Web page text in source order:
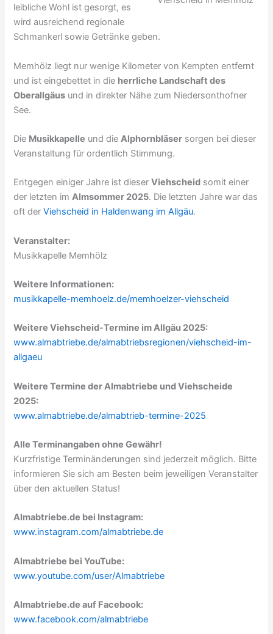
leibliche Wohl ist gesorgt, es
wird ausreichend regionale
Schmankerl sowie Getränke geben.
Memhölz liegt nur wenige Kilometer von Kempten entfernt
und ist eingebettet in die herrliche Landschaft des
Oberallgäus und in direkter Nähe zum Niedersonthofner
See.
Die Musikkapelle und dieAlphornbläser sorgen bei dieser
Veranstaltung für ordentlich Stimmung.
Entgegen einiger Jahre ist dieserViehscheid somit einer
der letzten imAlmsommer 2025. Die letzten Jahre war das
oft derViehscheid in Haldenwang im Allgäu.
Veranstalter:
Musikkapelle Memhölz
Weitere Informationen:
musikkapelle-memhoelz.de/memhoelzer-viehscheid
Weitere Viehscheid-Termine im Allgäu 2025:
www.almabtriebe.de/almabtriebsregionen/viehscheid-im-
allgaeu
Weitere Termine der Almabtriebe und Viehscheide
2025:
www.almabtriebe.de/almabtrieb-termine-2025
Alle Terminangaben ohne Gewähr!
Kurzfristige Terminänderungen sind jederzeit möglich. Bitte
informieren Sie sich am Besten beim jeweiligen Veranstalter
über den aktuellen Status!
Almabtriebe.de bei Instagram:
www.instagram.com/almabtriebe.de
Almabtriebe bei YouTube:
www.youtube.com/user/Almabtriebe
Almabtriebe.de auf Facebook:
www.facebook.com/almabtriebe